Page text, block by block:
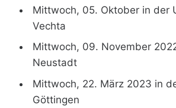
Mittwoch, 05. Oktober in der
Vechta
Mittwoch, 09. November
Neustadt
Mittwoch, 22. März 2023 in
Göttingen